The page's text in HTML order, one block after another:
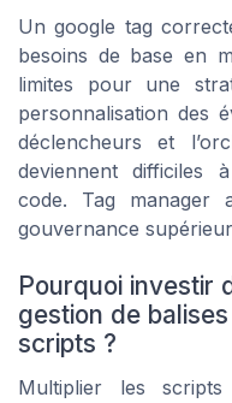
Un google tag
besoins de base en
limites pour une
personnalisation des
déclencheurs et
deviennent difficiles
code. Tag manager
gouvernance
Pourquoi investir
gestion de
scripts ?
Multiplier les